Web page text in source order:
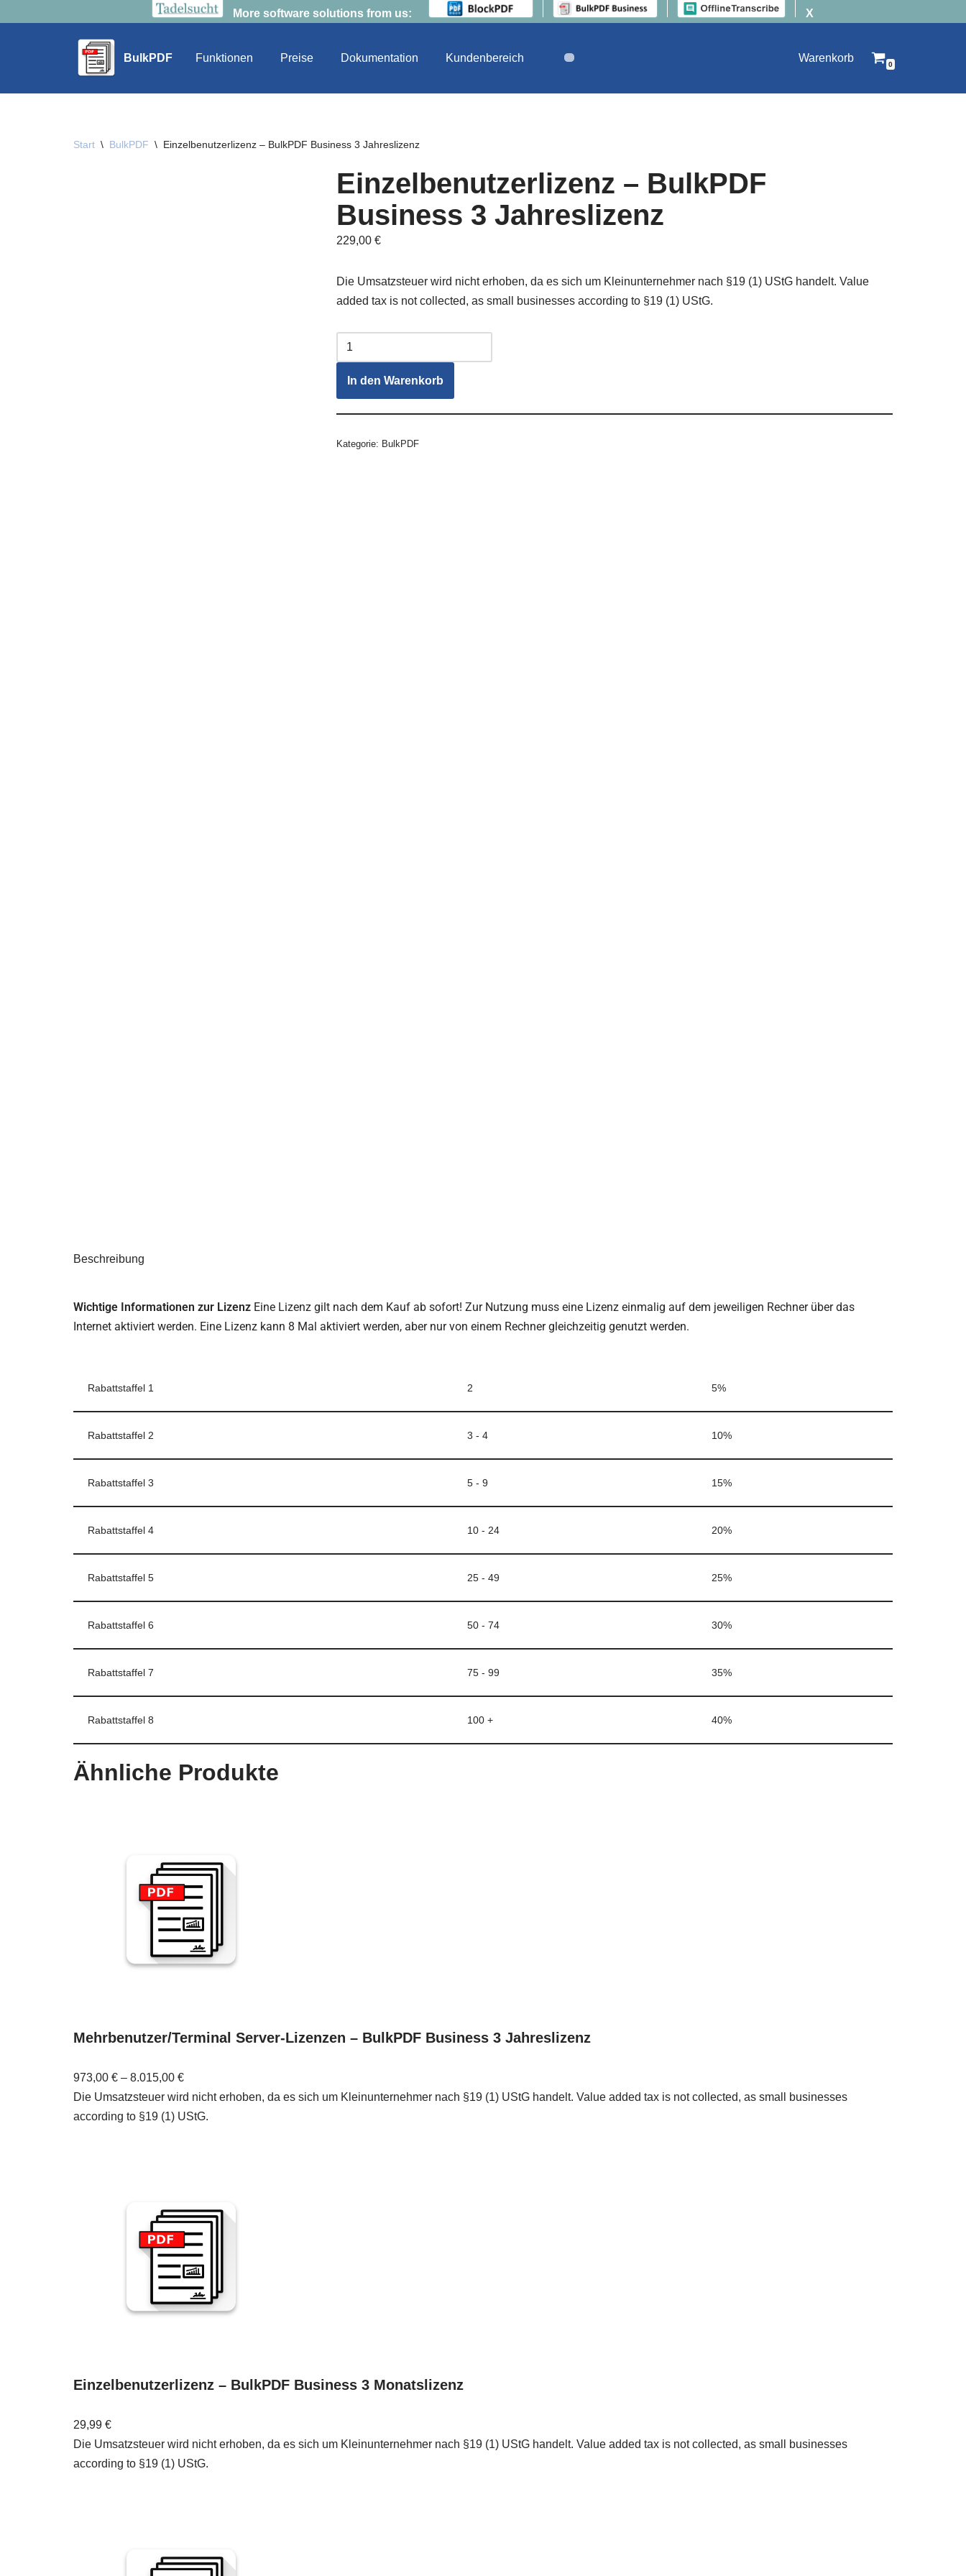
BulkPDF Funktionen Preise Dokumentation Kundenbereich Warenkorb
0
Start \ BulkPDF \ Einzelbenutzerlizenz – BulkPDF Business 3 Jahreslizenz
Einzelbenutzerlizenz – BulkPDF
Business 3 Jahreslizenz
229,00 €
Die Umsatzsteuer wird nicht erhoben, da es sich um Kleinunternehmer nach §19 (1) UStG handelt. Value
added tax is not collected, as small businesses according to §19 (1) UStG.
In den Warenkorb
Kategorie: BulkPDF
Beschreibung
Wichtige Informationen zur Lizenz Eine Lizenz gilt nach dem Kauf ab sofort! Zur Nutzung muss eine Lizenz einmalig auf dem jeweiligen Rechner über das
Internet aktiviert werden. Eine Lizenz kann 8 Mal aktiviert werden, aber nur von einem Rechner gleichzeitig genutzt werden.
Rabattstaffel 1 2 5%
Rabattstaffel 2 3 - 4 10%
Rabattstaffel 3 5 - 9 15%
Rabattstaffel 4 10 - 24 20%
Rabattstaffel 5 25 - 49 25%
Rabattstaffel 6 50 - 74 30%
Rabattstaffel 7 75 - 99 35%
Rabattstaffel 8 100 + 40%
Ähnliche Produkte
Mehrbenutzer/Terminal Server-Lizenzen – BulkPDF Business 3 Jahreslizenz
973,00 € – 8.015,00 €
Die Umsatzsteuer wird nicht erhoben, da es sich um Kleinunternehmer nach §19 (1) UStG handelt. Value added tax is not collected, as small businesses
according to §19 (1) UStG.
Einzelbenutzerlizenz – BulkPDF Business 3 Monatslizenz
29,99 €
Die Umsatzsteuer wird nicht erhoben, da es sich um Kleinunternehmer nach §19 (1) UStG handelt. Value added tax is not collected, as small businesses
according to §19 (1) UStG.
More software solutions from us: X